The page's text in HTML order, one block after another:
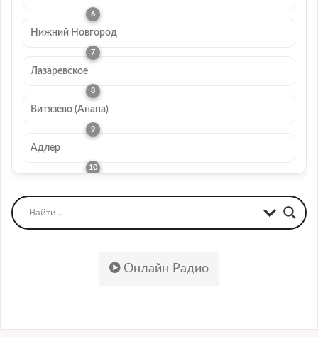
Нижний Новгород
Лазаревское
Витязево (Анапа)
Адлер
Онлайн Радио